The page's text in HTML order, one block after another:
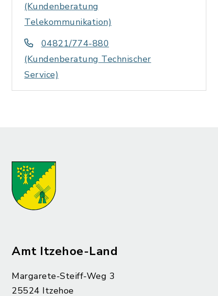
(Kundenberatung
Telekommunikation)
04821/774-880
(Kundenberatung Technischer
Service)
Amt Itzehoe-Land
Margarete-Steiff-Weg 3
25524 Itzehoe